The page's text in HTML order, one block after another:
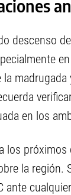
descenso
la
en los
los
la región.
ante